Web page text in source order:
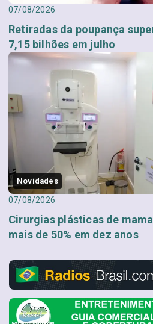
07/08/2026
Retiradas da poupança
7,15 bilhões em julho
Novidades
07/08/2026
Cirurgias plásticas de
mais de 50% em dez anos